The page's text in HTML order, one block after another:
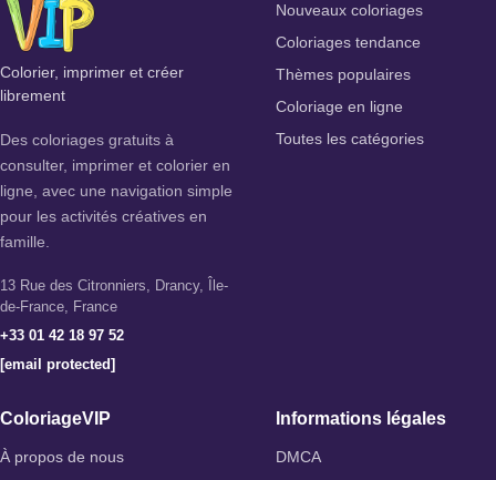
Colorier, imprimer et créer
librement
Des coloriages gratuits à
consulter, imprimer et colorier en
ligne, avec une navigation simple
pour les activités créatives en
famille.
13 Rue des Citronniers, Drancy, Île-
de-France, France
+33 01 42 18 97 52
[email protected]
Nouveaux coloriages
Coloriages tendance
Thèmes populaires
Coloriage en ligne
Toutes les catégories
ColoriageVIP
À propos de nous
Informations légales
DMCA